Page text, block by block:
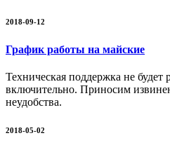
2018-09-12
График работы на майские
Техническая поддержка не будет
включительно. Приносим
неудобства.
2018-05-02